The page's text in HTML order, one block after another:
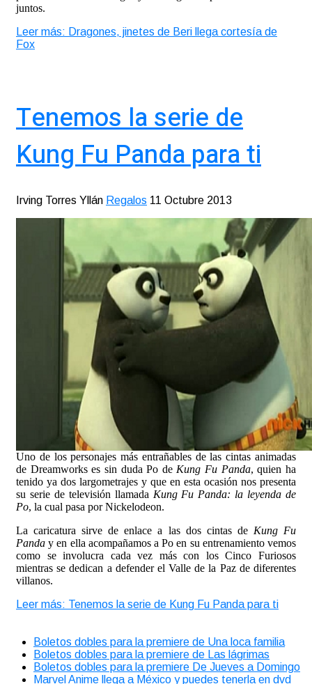
juntos.
Leer más: Dragones, jinetes de Beri llega cortesía de
Fox
Tenemos la serie de
Kung Fu Panda para ti
Irving Torres Yllán Regalos 11 Octubre 2013
Uno de los personajes más entrañables de las cintas animadas
de Dreamworks es sin duda Po de Kung Fu Panda, quien ha
tenido ya dos largometrajes y que en esta ocasión nos presenta
su serie de televisión llamada Kung Fu Panda: la leyenda de
Po, la cual pasa por Nickelodeon.
La caricatura sirve de enlace a las dos cintas de Kung Fu
Panda y en ella acompañamos a Po en su entrenamiento vemos
como se involucra cada vez más con los Cinco Furiosos
mientras se dedican a defender el Valle de la Paz de diferentes
villanos.
Leer más: Tenemos la serie de Kung Fu Panda para ti
Boletos dobles para la premiere de Una loca familia
Boletos dobles para la premiere de Las lágrimas
Boletos dobles para la premiere De Jueves a Domingo
Marvel Anime llega a México y puedes tenerla en dvd